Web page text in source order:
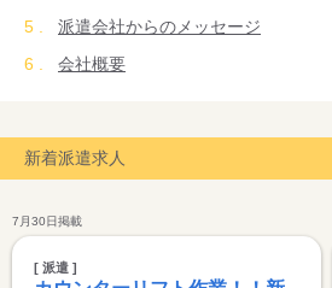
派遣会社からのメッセージ
会社概要
新着派遣求人
7月30日掲載
[ 派遣 ]